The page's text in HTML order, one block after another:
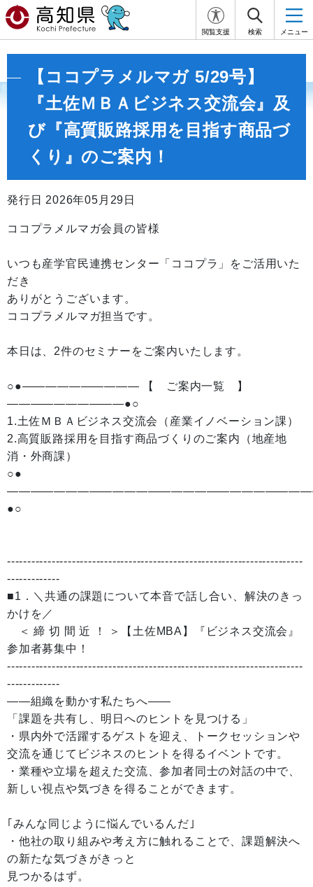
閲覧支援 検索 メニュー
【ココプラメルマガ 5/29号】
『土佐ＭＢＡビジネス交流会』及
び『高質販路採用を目指す商品づ
くり』のご案内！
発行日 2026年05月29日
ココプラメルマガ会員の皆様
いつも産学官民連携センター「ココプラ」をご活用いた
だき
ありがとうございます。
ココプラメルマガ担当です。
本日は、2件のセミナーをご案内いたします。
○●—————————— 【 ご案内一覧 】
——————————●○
1.土佐ＭＢＡビジネス交流会（産業イノベーション課）
2.高質販路採用を目指す商品づくりのご案内（地産地
消・外商課）
○●
●○
-------------------------------------------------------------------------
-------------
■1．＼共通の課題について本音で話し合い、解決のきっ
かけを／
＜ 締 切 間 近 ！ ＞【土佐MBA】『ビジネス交流会』
参加者募集中！
-------------------------------------------------------------------------
-------------
――組織を動かす私たちへ――
「課題を共有し、明日へのヒントを見つける」
・県内外で活躍するゲストを迎え、トークセッションや
交流を通じてビジネスのヒントを得るイベントです。
・業種や立場を超えた交流、参加者同士の対話の中で、
新しい視点や気づきを得ることができます。
｢みんな同じように悩んでいるんだ｣
・他社の取り組みや考え方に触れることで、課題解決へ
の新たな気づきがきっと
見つかるはず。